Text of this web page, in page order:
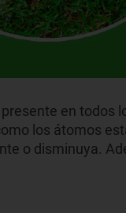
en todos
los átomos
o disminuya.